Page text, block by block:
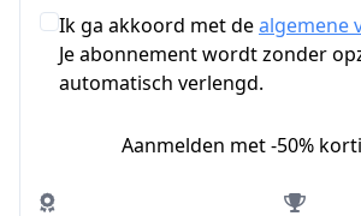
Ik ga akkoord met dealgemene
Je abonnement wordt zonder
automatisch verlengd.
Aanmelden met -50%